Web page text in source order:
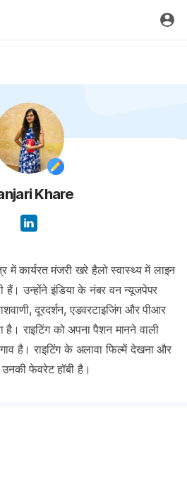
Khare
में कार्यरत मंजरी खरे हैलो स्वास्थ्य में लाइन
हैं। उन्होंने इंडिया के नंबर वन न्यूजपेपर
दूरदर्शन, एडवरटाइजिंग और पीआर
राइटिंग को अपना पैशन मानने वाली
है। राइटिंग के अलावा फिल्में देखना और
फेवरेट हॉबी है।